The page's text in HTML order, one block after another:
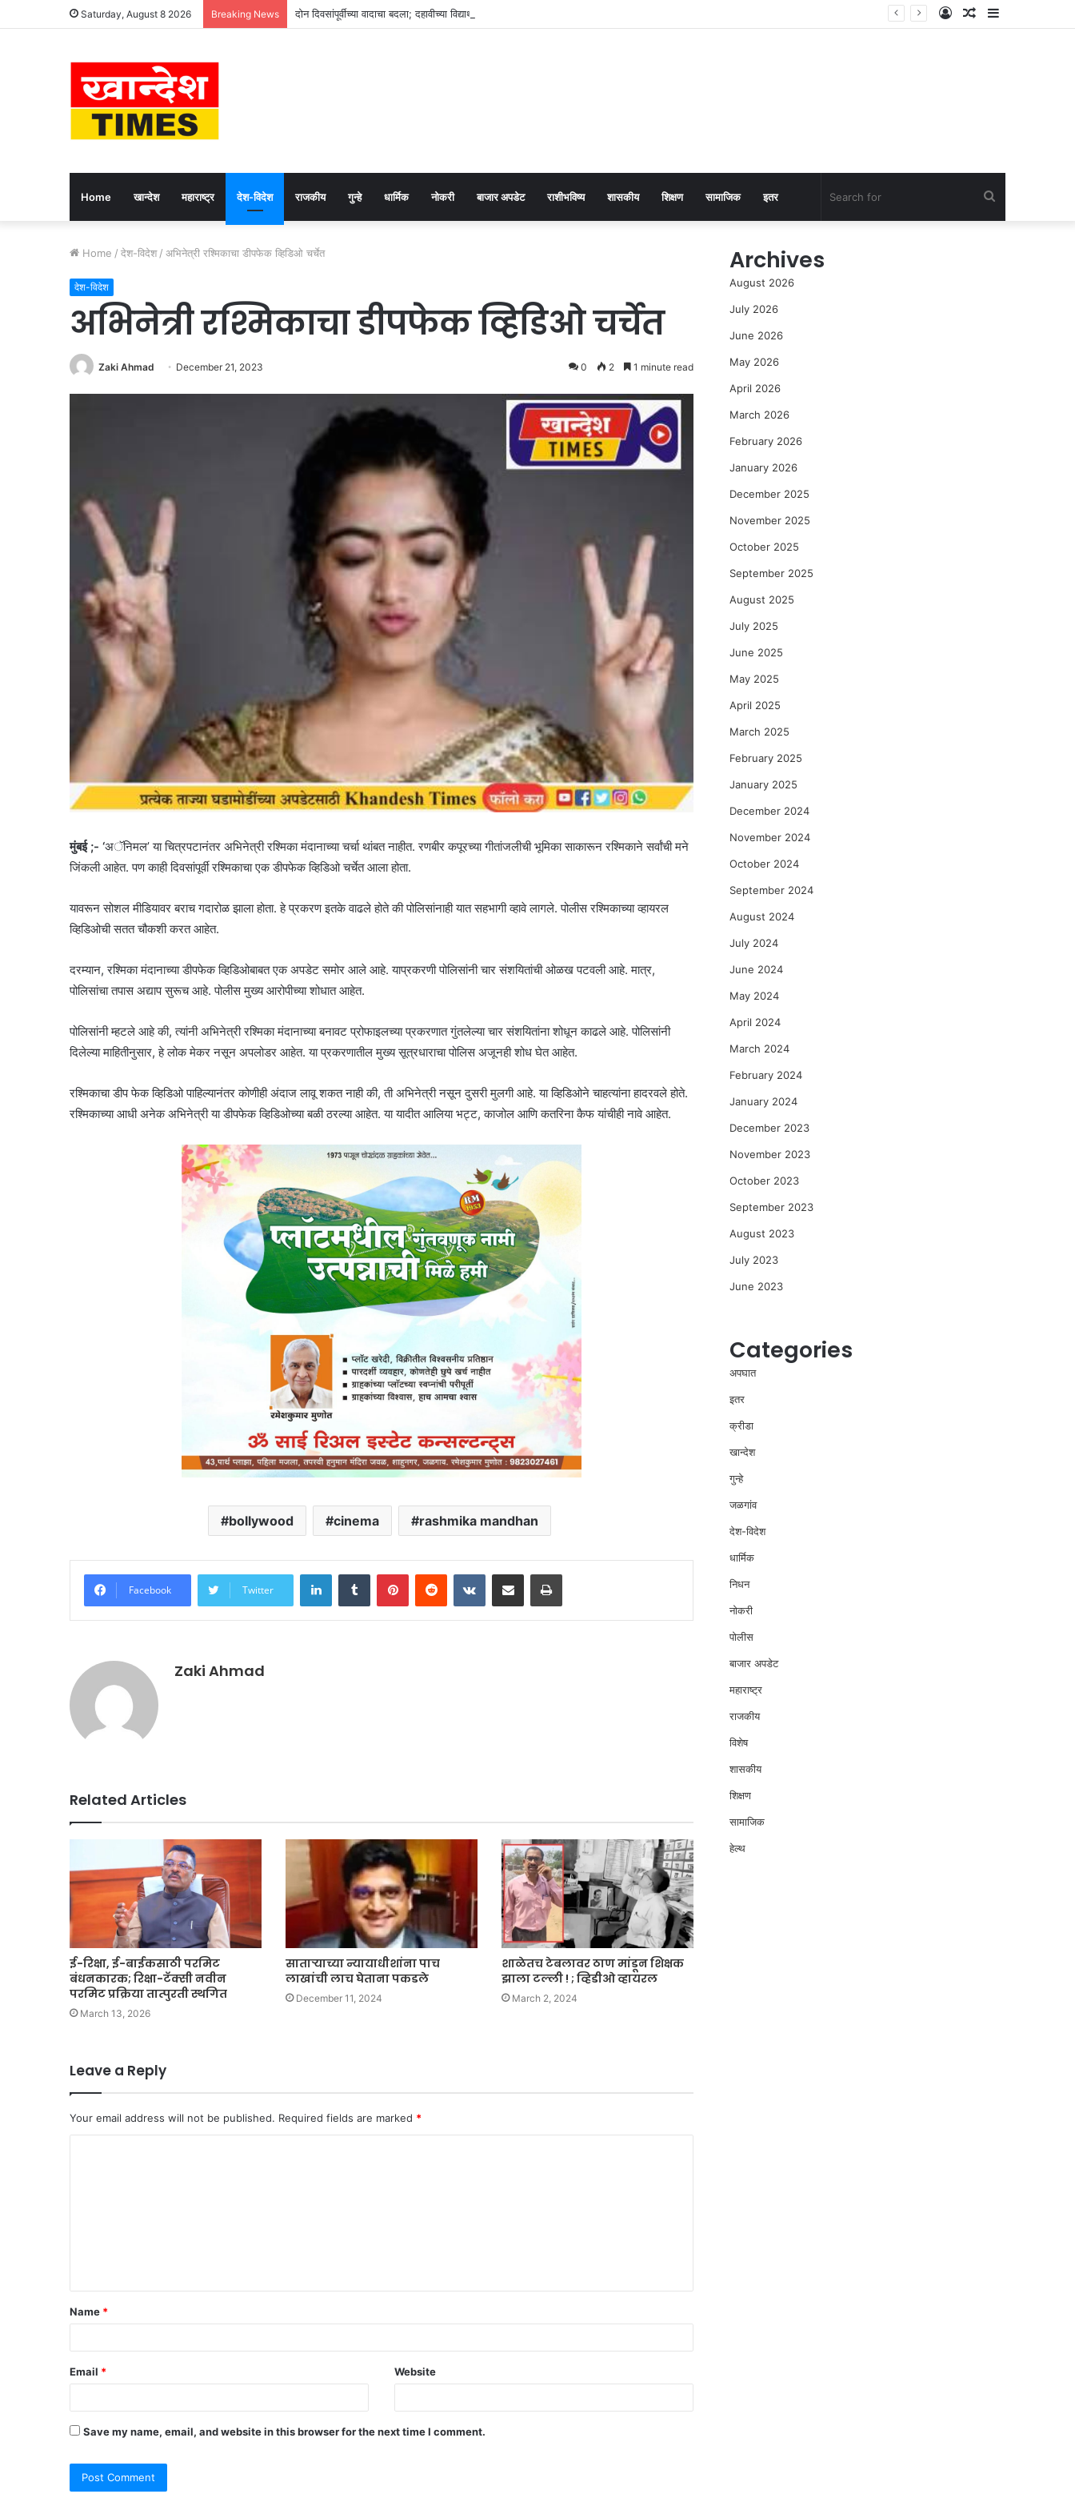
Saturday, August 8 2026 Breaking News दोन दिवसांपूर्वीच्या वादाचा बदला; दहावीच्या विद्यार्थ्यावर चॉपरने हल्ला Sidebar
Random
Log
Home खान्देश महाराष्ट्र देश-विदेश राजकीय गुन्हे धार्मिक नोकरी बाजार अपडेट राशीभविष्य शासकीय शिक्षण सामाजिक इतर
Home / देश-विदेश / अभिनेत्री रश्मिकाचा डीपफेक व्हिडिओ चर्चेत
देश-विदेश
अभिनेत्री रश्मिकाचा डीपफेक व्हिडिओ चर्चेत
Zaki Ahmad December 21, 2023 0 2 1 minute read
मुंबई ;- ‘अॅनिमल’ या चित्रपटानंतर अभिनेत्री रश्मिका मंदानाच्या चर्चा थांबत नाहीत. रणबीर कपूरच्या गीतांजलीची भूमिका साकारून रश्मिकाने सर्वांची मने
जिंकली आहेत. पण काही दिवसांपूर्वी रश्मिकाचा एक डीपफेक व्हिडिओ चर्चेत आला होता.
यावरून सोशल मीडियावर बराच गदारोळ झाला होता. हे प्रकरण इतके वाढले होते की पोलिसांनाही यात सहभागी व्हावे लागले. पोलीस रश्मिकाच्या व्हायरल
व्हिडिओची सतत चौकशी करत आहेत.
दरम्यान, रश्मिका मंदानाच्या डीपफेक व्हिडिओबाबत एक अपडेट समोर आले आहे. याप्रकरणी पोलिसांनी चार संशयितांची ओळख पटवली आहे. मात्र,
पोलिसांचा तपास अद्याप सुरूच आहे. पोलीस मुख्य आरोपीच्या शोधात आहेत.
पोलिसांनी म्हटले आहे की, त्यांनी अभिनेत्री रश्मिका मंदानाच्या बनावट प्रोफाइलच्या प्रकरणात गुंतलेल्या चार संशयितांना शोधून काढले आहे. पोलिसांनी
दिलेल्या माहितीनुसार, हे लोक मेकर नसून अपलोडर आहेत. या प्रकरणातील मुख्य सूत्रधाराचा पोलिस अजूनही शोध घेत आहेत.
रश्मिकाचा डीप फेक व्हिडिओ पाहिल्यानंतर कोणीही अंदाज लावू शकत नाही की, ती अभिनेत्री नसून दुसरी मुलगी आहे. या व्हिडिओने चाहत्यांना हादरवले होते.
रश्मिकाच्या आधी अनेक अभिनेत्री या डीपफेक व्हिडिओच्या बळी ठरल्या आहेत. या यादीत आलिया भट्ट, काजोल आणि कतरिना कैफ यांचीही नावे आहेत.
bollywood cinema rashmika mandhan
Facebook Twitter
LinkedInTumblr PinterestReddit VKontakteShare via Email Print
Zaki Ahmad
Related Articles
ई-रिक्षा, ई-बाईकसाठी परमिट
बंधनकारक; रिक्षा-टॅक्सी नवीन
परमिट प्रक्रिया तात्पुरती स्थगित
March 13, 2026
साताऱ्याच्या न्यायाधीशांना पाच
लाखांची लाच घेताना पकडले
December 11, 2024
शाळेतच टेबलावर ठाण मांडून शिक्षक
झाला टल्ली ! ; व्हिडीओ व्हायरल
March 2, 2024
Leave a Reply
Your email address will not be published. Required fields are marked *
t
*
Name *
Email * Website
Save my name, email, and website in this browser for the next time I comment.
Archives
August 2026
July 2026
June 2026
May 2026
April 2026
March 2026
February 2026
January 2026
December 2025
November 2025
October 2025
September 2025
August 2025
July 2025
June 2025
May 2025
April 2025
March 2025
February 2025
January 2025
December 2024
November 2024
October 2024
September 2024
August 2024
July 2024
June 2024
May 2024
April 2024
March 2024
February 2024
January 2024
December 2023
November 2023
October 2023
September 2023
August 2023
July 2023
June 2023
Categories
अपघात
इतर
क्रीडा
खान्देश
गुन्हे
जळगांव
देश-विदेश
धार्मिक
निधन
नोकरी
पोलीस
बाजार अपडेट
महाराष्ट्र
राजकीय
विशेष
शासकीय
शिक्षण
सामाजिक
हेल्थ